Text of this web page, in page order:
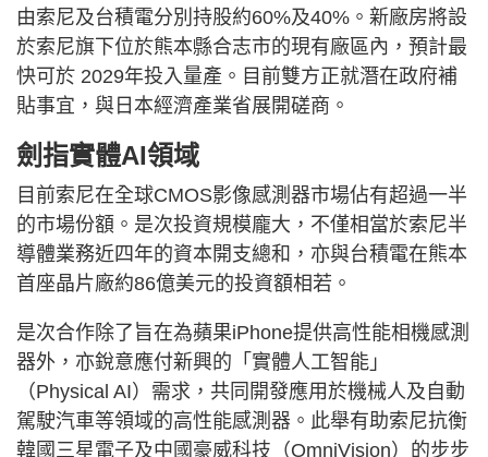
由索尼及台積電分別持股約60%及40%。新廠房將設
於索尼旗下位於熊本縣合志市的現有廠區內，預計最
快可於 2029年投入量產。目前雙方正就潛在政府補
貼事宜，與日本經濟產業省展開磋商。
劍指實體AI領域
目前索尼在全球CMOS影像感測器市場佔有超過一半
的市場份額。是次投資規模龐大，不僅相當於索尼半
導體業務近四年的資本開支總和，亦與台積電在熊本
首座晶片廠約86億美元的投資額相若。
是次合作除了旨在為蘋果iPhone提供高性能相機感測
器外，亦銳意應付新興的「實體人工智能」
（Physical AI）需求，共同開發應用於機械人及自動
駕駛汽車等領域的高性能感測器。此舉有助索尼抗衡
韓國三星電子及中國豪威科技（OmniVision）的步步